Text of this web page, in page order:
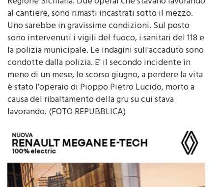
Uno sarebbe in gravissime condizioni. Sul posto
sono intervenuti i vigili del fuoco, i sanitari del 118 e
la polizia municipale. Le indagini sull'accaduto sono
condotte dalla polizia. E' il secondo incidente in
meno di un mese, lo scorso giugno, a perdere la vita
è stato l'operaio di Pioppo Pietro Lucido, morto a
causa del ribaltamento della gru su cui stava
lavorando. (FOTO REPUBBLICA)